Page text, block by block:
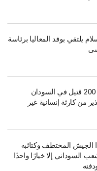
سياسية
بين
الانباء : أعلنت
مسلحة
ترحيبها
بوفد المعاليا برئاسة
أكثر من 200 قتيل في السودان
إنسانية غير
وكتائبه
إلا خيارًا واحدًا